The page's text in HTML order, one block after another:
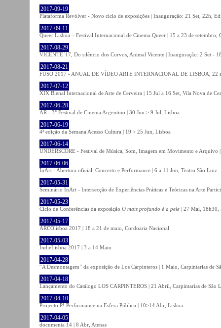
2017-09-19
Plataforma Revólver - Novo ciclo de exposições | Inauguração: 21 Set, 22h,
2017-09-11
Queer Lisboa – Festival Internacional de Cinema Queer | 15 a 23 de setembro,
2017-08-29
VICENTE´17, Do silêncio dos Corvos, Animal Vicente | Inauguração: 2 Set -
2017-08-21
FUSO 2017 - ANUAL DE VÍDEO ARTE INTERNACIONAL DE LISBOA, 22
2017-07-12
XIX Bienal Internacional de Arte de Cerveira | 15 Jul a 16 Set, Vila Nova de
2017-06-28
AR - 3° Festival de Cinema Argentino | 30 Jun > 9 Jul, Lisboa
2017-06-19
4ª edição da Semana Acesso Cultura | 19 > 25 Jun, Lisboa
2017-06-14
UNDERSCORE - Festival de Música, Som, Imagem em Movimento e Arquivo
2017-06-06
InArt - Abertura oficial: Concerto e Performance | 6 a 11 Jun, Teatro São Luiz
2017-05-31
Seminário InArt - Intersecção de Experiências Práticas e Teóricas na Arte
2017-05-23
Ciclo de Conferências da exposição O mais profundo é a pele | 27 Mai, 18h30,
2017-05-17
ARCOlisboa 2017 | 18 a 21 de maio, Cordoaria Nacional
2017-05-03
IndieLisboa 2017 | 3 a 14 Maio
2017-04-28
“A Desmontagem” da exposição de Los Carpinteros | 1 Maio, Carpintarias de
2017-04-18
Lançamento do Catálogo LOS CARPINTEROS | 21 Abril, Carpintarias de São
2017-04-10
Projecto P! Performance na Esfera Pública | 10>14 Abr, Lisboa
2017-04-05
documenta 14 | 8 Abr, Atenas